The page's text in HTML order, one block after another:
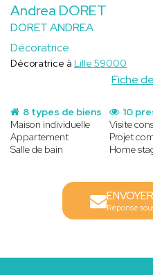
Andrea DORET
DORET ANDREA
Décoratrice
Fiche
Décoratrice à Lille 59000
8 types de biens
Maison individuelle
Appartement
Salle de bain
10
Visite
Projet
Home
Réponse